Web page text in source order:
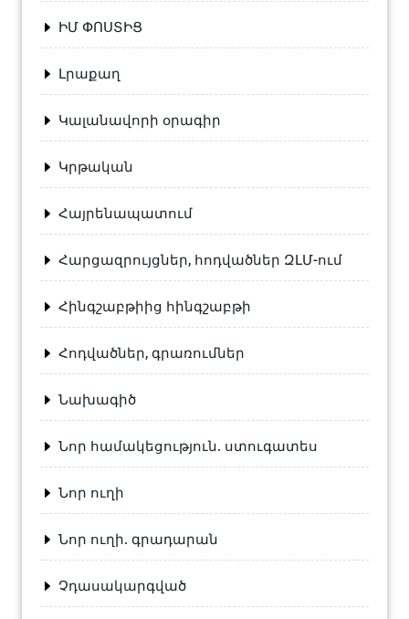
ԻՄ ՓՈՍՏԻՑ
Լրաքաղ
Կալանավորի օրագիր
Կրթական
Հայրենապատում
Հարցազրույցներ, հոդվածներ ԶԼՄ-ում
Հինգշաբթիից հինգշաբթի
Հոդվածներ, գրառումներ
Նախագիծ
Նոր համակեցություն. ստուգատես
Նոր ուղի
Նոր ուղի. գրադարան
Չդասակարգված